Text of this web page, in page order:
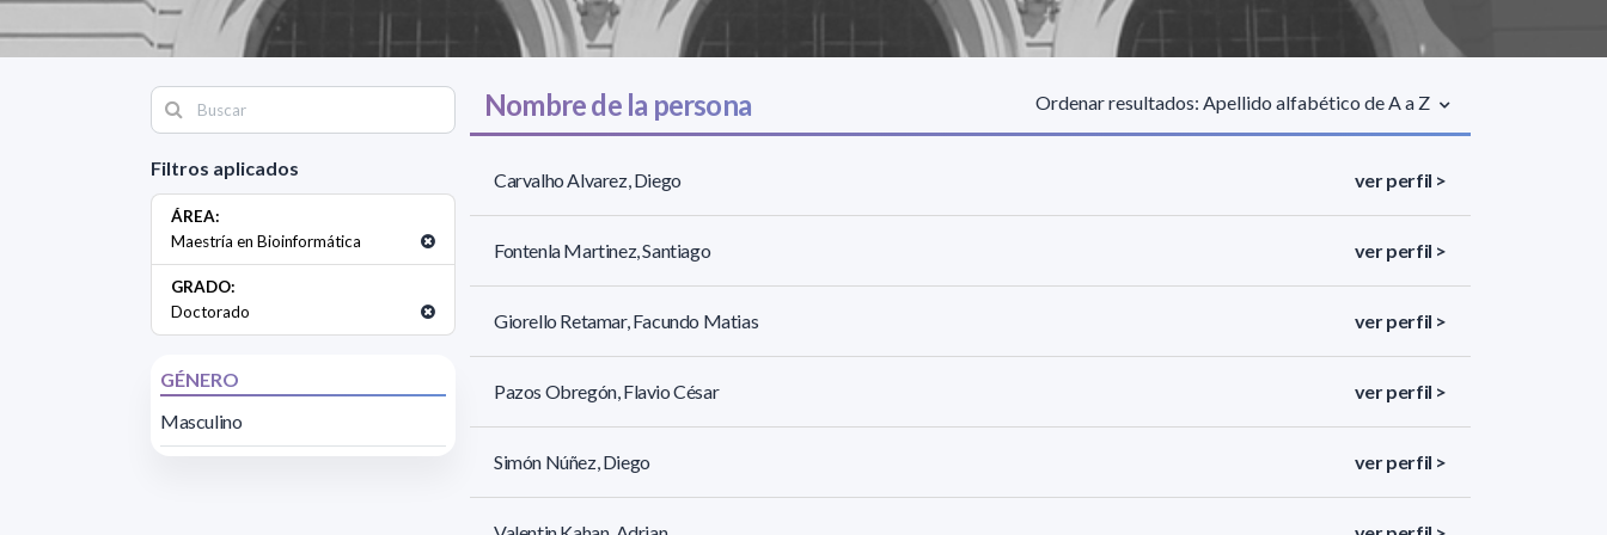
Filtros aplicados
ÁREA:
Maestría en Bioinformática
GRADO:
Doctorado
GÉNERO
Masculino
Nombre de la persona Ordenar resultados: Apellido alfabético de A a Z
Carvalho Alvarez, Diego ver perfil >
Fontenla Martinez, Santiago ver perfil >
Giorello Retamar, Facundo Matias ver perfil >
Pazos Obregón, Flavio César ver perfil >
Simón Núñez, Diego ver perfil >